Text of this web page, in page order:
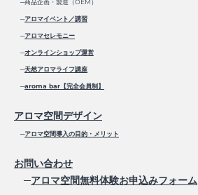
─商品企画・製造（OEM）
─アロマイベント／講習
─アロマセレモニー
─オンラインショップ運営
─天然アロマライフ講座
─aroma bar【完全会員制】
アロマ空間デザイン
─アロマ空間導入の目的・メリット
お問い合わせ
─アロマ空間無料体験お申込みフォーム